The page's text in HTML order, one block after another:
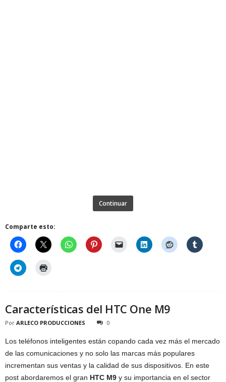
Continuar
Comparte esto:
Características del HTC One M9
Por ARLECO PRODUCCIONES 0
Los teléfonos inteligentes están copando cada vez más el mercado
de las comunicaciones y no solo las marcas más populares
incrementan sus ventas y la calidad de sus dispositivos. En este
post abordaremos el gran HTC M9 y su importancia en el sector